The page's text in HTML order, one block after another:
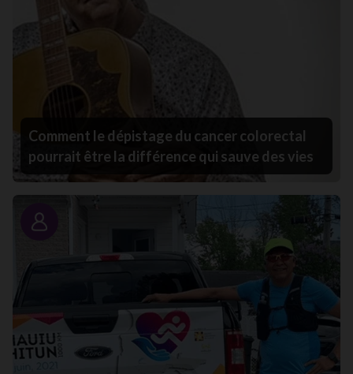
Comment le dépistage du cancer colorectal
pourrait être la différence qui sauve des vies
Portrait